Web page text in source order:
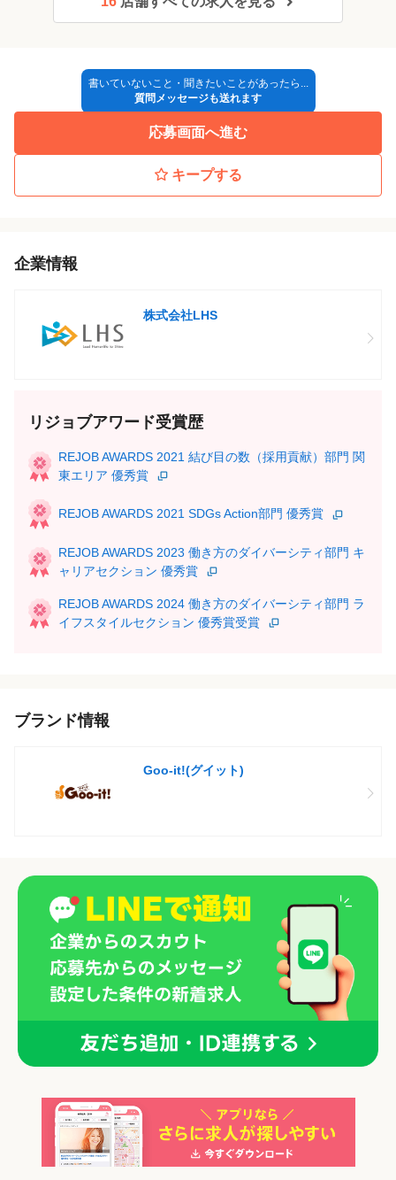
ピードデビューも可能です。
★その後も成長できる！
配属後も、店舗業務と並行して、リフレクソロジーやアロマなど
のメニューを習得可能に◎
◎未経験でも安心！ 充実した研修制度があるので、一生モノのス
まずは“もみほぐし”からスタートし、自信を持って現場デビューで
きるようにバックアップします。
↓
書いていないこと・聞きたいことがあったら...
質問メッセージも送れます
応募画面へ進む
キープする
企業情報
株式会社LHS
リジョブアワード受賞歴
REJOB AWARDS 2021 結び目の数（採用貢献）部門 関
東エリア 優秀賞
REJOB AWARDS 2021 SDGs Action部門 優秀賞
REJOB AWARDS 2023 働き方のダイバーシティ部門 キ
ャリアセクション 優秀賞
REJOB AWARDS 2024 働き方のダイバーシティ部門 ラ
イフスタイルセクション 優秀賞受賞
ブランド情報
Goo-it!(グイット)
「正社員」を募集している店舗